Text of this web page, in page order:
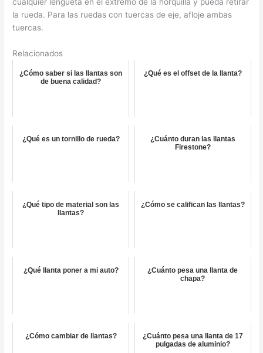
la rueda. Para las ruedas con tuercas de eje, afloje ambas
tuercas.
Relacionados
¿Cómo saber si las llantas son
de buena calidad?
¿Qué es el offset de la llanta?
¿Qué es un tornillo de rueda?
¿Cuánto duran las llantas
Firestone?
¿Qué tipo de material son las
llantas?
¿Cómo se califican las llantas?
¿Qué llanta poner a mi auto?
¿Cuánto pesa una llanta de
chapa?
¿Cómo cambiar de llantas?
¿Cuánto pesa una llanta de 17
pulgadas de aluminio?